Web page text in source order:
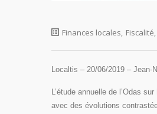
Finances locales, Fiscalité,
Localtis – 20/06/2019 – Jean-
L’étude annuelle de l’Odas
avec des évolutions